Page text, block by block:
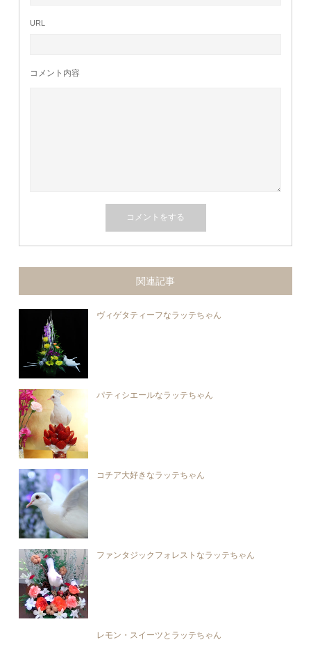
URL
コメント内容
関連記事
ヴィゲタティーフなラッテちゃん
パティシエールなラッテちゃん
コチア大好きなラッテちゃん
ファンタジックフォレストなラッテちゃん
レモン・スイーツとラッテちゃん